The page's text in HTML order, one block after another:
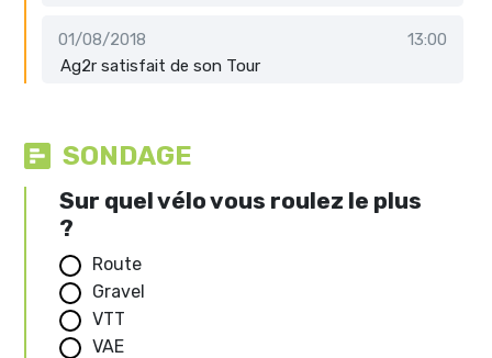
01/08/2018
13:00
Ag2r satisfait de son Tour
SONDAGE
Sur quel vélo vous roulez le plus
?
Route
Gravel
VTT
VAE